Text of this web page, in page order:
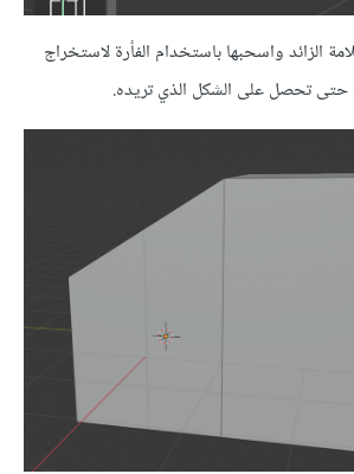
الزائد واسحبها باستخدام الفأرة لاستخراج
تحصل على الشكل الذي تريده.